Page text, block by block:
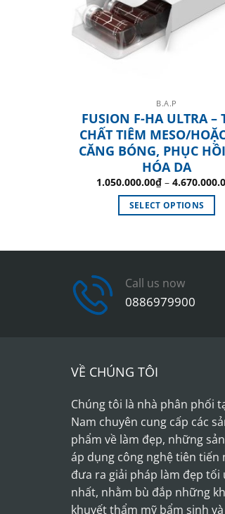
B.A.P
FUSION F-HA ULTRA –
CHẤT TIÊM MESO/
CĂNG BÓNG, PHỤC
HÓA DA
1.050.000.00₫–
SELECT OPTIONS
variants.
The
the
product
page
Call us now
0886979900
VỀ CHÚNG TÔI
Chúng tôi là nhà phân phối
Nam chuyên cung cấp các
phẩm về làm đẹp, những
áp dụng công nghệ tiên tiến
đưa ra giải pháp làm đẹp tối
nhất, nhằm bù đắp những
khuyết thẩm mỹ bẩm sinh